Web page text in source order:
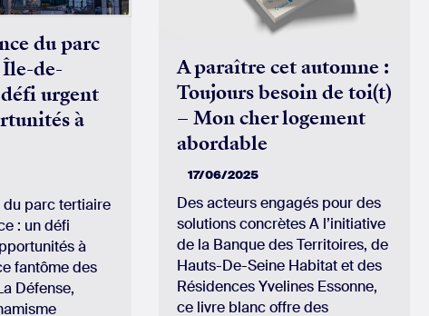
du parc
de-
urgent
à
du parc tertiaire
: un défi
à
fantôme des
Défense,
A paraître cet automne :
Toujours besoin de toi(t)
– Mon cher logement
abordable
17/06/2025
Des acteurs engagés pour des
solutions concrètes A l’initiative
de la Banque des Territoires, de
Hauts-De-Seine Habitat et des
Résidences Yvelines Essonne,
ce livre blanc offre des